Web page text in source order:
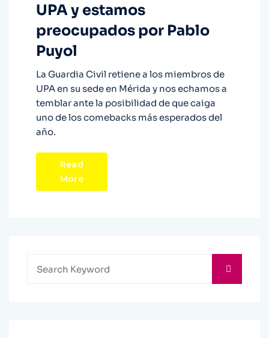
UPA y estamos
preocupados por Pablo
Puyol
La Guardia Civil retiene a los miembros de
UPA en su sede en Mérida y nos echamos a
temblar ante la posibilidad de que caiga
uno de los comebacks más esperados del
año.
Read
More